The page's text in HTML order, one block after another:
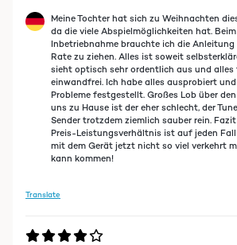
Meine Tochter hat sich zu Weihnachten
da die viele Abspielmöglichkeiten hat.
Inbetriebnahme brauchte ich die
Rate zu ziehen. Alles ist soweit
sieht optisch sehr ordentlich aus und
einwandfrei. Ich habe alles ausprobiert
Probleme festgestellt. Großes Lob über
uns zu Hause ist der eher schlecht, der
Sender trotzdem ziemlich sauber rein.
Preis-Leistungsverhältnis ist auf jeden Fall
mit dem Gerät jetzt nicht so viel verkehrt
kann kommen!
Translate